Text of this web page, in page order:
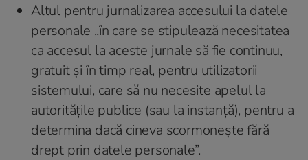
Altul pentru jurnalizarea accesului la datele
personale „în care se stipulează necesitatea
ca accesul la aceste jurnale să fie continuu,
gratuit și în timp real, pentru utilizatorii
sistemului, care să nu necesite apelul la
autoritățile publice (sau la instanță), pentru a
determina dacă cineva scormonește fără
drept prin datele personale”.